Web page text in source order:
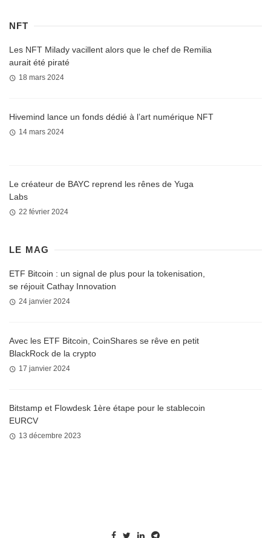
NFT
Les NFT Milady vacillent alors que le chef de Remilia
aurait été piraté
18 mars 2024
Hivemind lance un fonds dédié à l’art numérique NFT
14 mars 2024
Le créateur de BAYC reprend les rênes de Yuga
Labs
22 février 2024
LE MAG
ETF Bitcoin : un signal de plus pour la tokenisation,
se réjouit Cathay Innovation
24 janvier 2024
Avec les ETF Bitcoin, CoinShares se rêve en petit
BlackRock de la crypto
17 janvier 2024
Bitstamp et Flowdesk 1ère étape pour le stablecoin
EURCV
13 décembre 2023